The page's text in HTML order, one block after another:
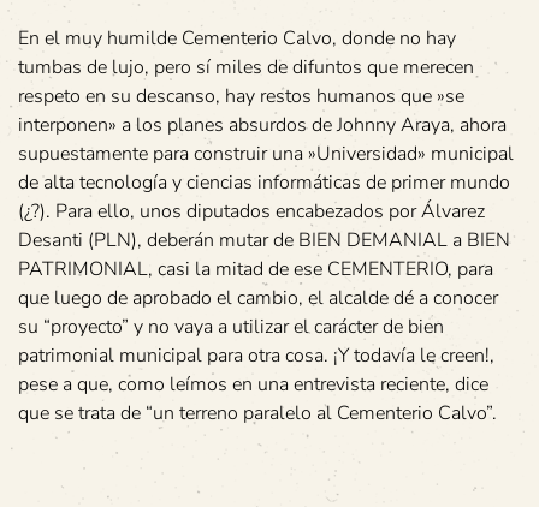
En el muy humilde Cementerio Calvo, donde no hay
tumbas de lujo, pero sí miles de difuntos que merecen
respeto en su descanso, hay restos humanos que »se
interponen» a los planes absurdos de Johnny Araya, ahora
supuestamente para construir una »Universidad» municipal
de alta tecnología y ciencias informáticas de primer mundo
(¿?). Para ello, unos diputados encabezados por Álvarez
Desanti (PLN), deberán mutar de BIEN DEMANIAL a BIEN
PATRIMONIAL, casi la mitad de ese CEMENTERIO, para
que luego de aprobado el cambio, el alcalde dé a conocer
su “proyecto” y no vaya a utilizar el carácter de bien
patrimonial municipal para otra cosa. ¡Y todavía le creen!,
pese a que, como leímos en una entrevista reciente, dice
que se trata de “un terreno paralelo al Cementerio Calvo”.